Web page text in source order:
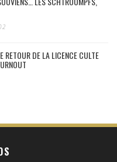
RETOUR DE LA LICENCE CULTE